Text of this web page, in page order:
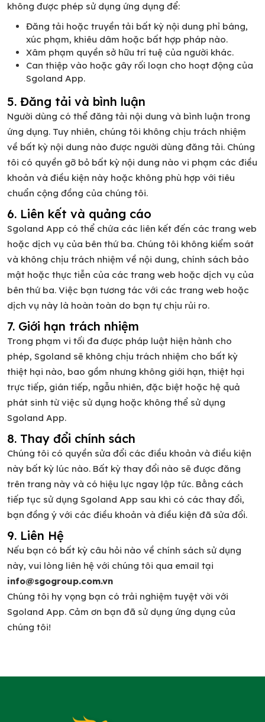
không được phép sử dụng ứng dụng để:
Đăng tải hoặc truyền tải bất kỳ nội dung phỉ báng,
xúc phạm, khiêu dâm hoặc bất hợp pháp nào.
Xâm phạm quyền sở hữu trí tuệ của người khác.
Can thiệp vào hoặc gây rối loạn cho hoạt động của
Sgoland App.
5. Đăng tải và bình luận
Người dùng có thể đăng tải nội dung và bình luận trong
ứng dụng. Tuy nhiên, chúng tôi không chịu trách nhiệm
về bất kỳ nội dung nào được người dùng đăng tải. Chúng
tôi có quyền gỡ bỏ bất kỳ nội dung nào vi phạm các điều
khoản và điều kiện này hoặc không phù hợp với tiêu
chuẩn cộng đồng của chúng tôi.
6. Liên kết và quảng cáo
Sgoland App có thể chứa các liên kết đến các trang web
hoặc dịch vụ của bên thứ ba. Chúng tôi không kiểm soát
và không chịu trách nhiệm về nội dung, chính sách bảo
mật hoặc thực tiễn của các trang web hoặc dịch vụ của
bên thứ ba. Việc bạn tương tác với các trang web hoặc
dịch vụ này là hoàn toàn do bạn tự chịu rủi ro.
7. Giới hạn trách nhiệm
Trong phạm vi tối đa được pháp luật hiện hành cho
phép, Sgoland sẽ không chịu trách nhiệm cho bất kỳ
thiệt hại nào, bao gồm nhưng không giới hạn, thiệt hại
trực tiếp, gián tiếp, ngẫu nhiên, đặc biệt hoặc hệ quả
phát sinh từ việc sử dụng hoặc không thể sử dụng
Sgoland App.
8. Thay đổi chính sách
Chúng tôi có quyền sửa đổi các điều khoản và điều kiện
này bất kỳ lúc nào. Bất kỳ thay đổi nào sẽ được đăng
trên trang này và có hiệu lực ngay lập tức. Bằng cách
tiếp tục sử dụng Sgoland App sau khi có các thay đổi,
bạn đồng ý với các điều khoản và điều kiện đã sửa đổi.
9. Liên Hệ
Nếu bạn có bất kỳ câu hỏi nào về chính sách sử dụng
này, vui lòng liên hệ với chúng tôi qua email tại
info@sgogroup.com.vn
Chúng tôi hy vọng bạn có trải nghiệm tuyệt vời với
Sgoland App. Cảm ơn bạn đã sử dụng ứng dụng của
chúng tôi!